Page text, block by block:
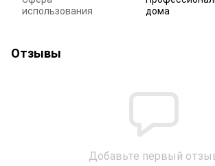
использования
дома
Отзывы
Добавьте первый